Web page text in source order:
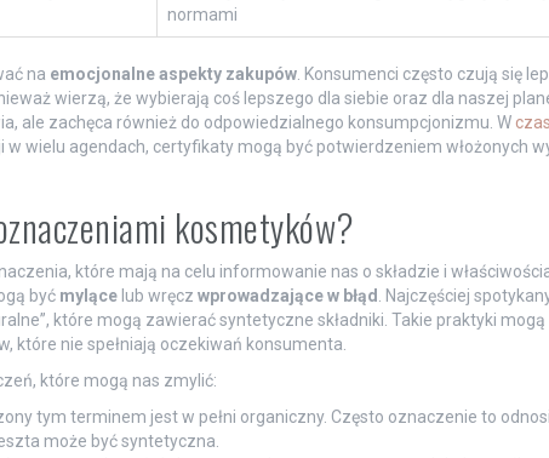
normami
na emocjonalne aspekty zakupów. Konsumenci często czują się
wierzą, że wybierają coś lepszego dla siebie oraz dla naszej
ale zachęca również do odpowiedzialnego konsumpcjonizmu. W
wielu agendach, certyfikaty mogą być potwierdzeniem włożonych
kosmetyków?
które mają na celu informowanie nas o składzie i
być mylącelub wręcz wprowadzające w błąd . Najczęściej
które mogą zawierać syntetyczne składniki. Takie praktyki mogą
które nie spełniają oczekiwań konsumenta.
które mogą nas zmylić:
tym terminem jest w pełni organiczny. Często oznaczenie to
może być syntetyczna.